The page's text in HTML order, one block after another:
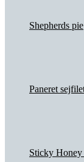
Shepherds pie
Paneret
Sticky Honey